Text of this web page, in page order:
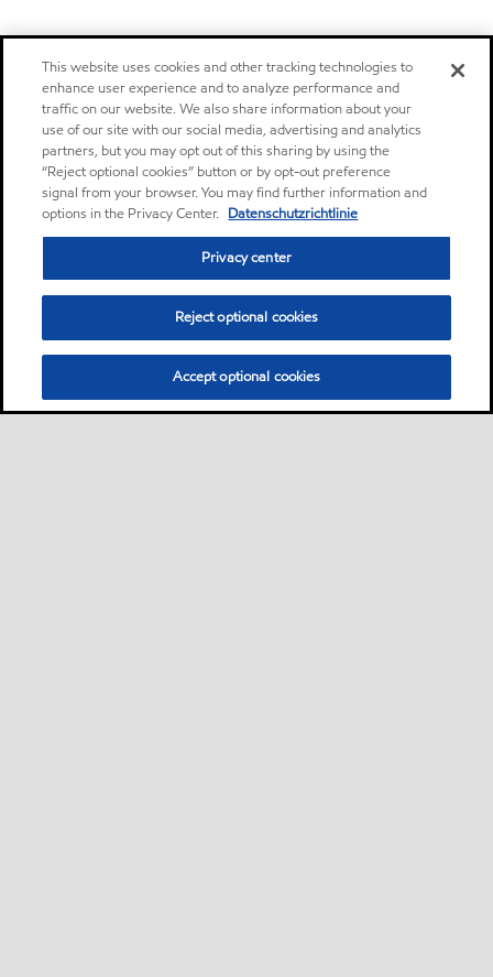
This website uses cookies and other tracking technologies to
enhance user experience and to analyze performance and
traffic on our website. We also share information about your
use of our site with our social media, advertising and analytics
partners, but you may opt out of this sharing by using the
“Reject optional cookies” button or by opt-out preference
signal from your browser. You may find further information and
options in the Privacy Center. Datenschutzrichtlinie
Privacy center
Reject optional cookies
Accept optional cookies